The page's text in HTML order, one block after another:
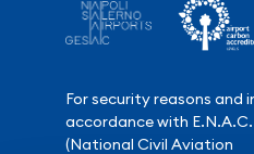
For security reasons and
accordance with E.N.A.C.
(National Civil Aviation